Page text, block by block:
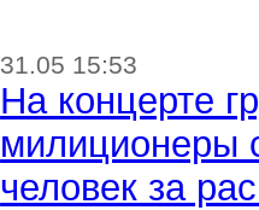
31.05 15:53
На концерте
милиционеры
человек за